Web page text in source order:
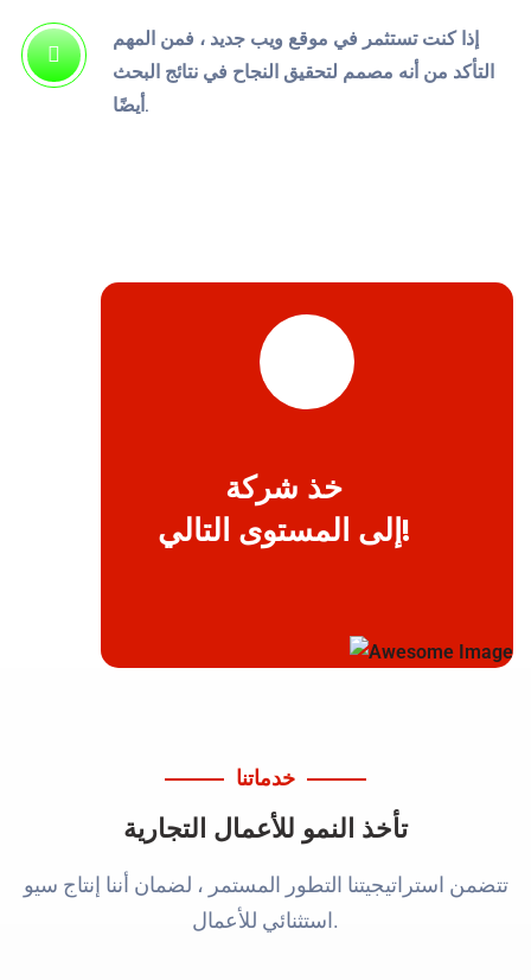
إذا كنت تستثمر في موقع ويب جديد ، فمن المهم
التأكد من أنه مصمم لتحقيق النجاح في نتائج البحث
أيضًا.
خذ شركة
إلى المستوى التالي!
خدماتنا
تأخذ النمو للأعمال التجارية
تتضمن استراتيجيتنا التطور المستمر ، لضمان أننا إنتاج سيو
استثنائي للأعمال.